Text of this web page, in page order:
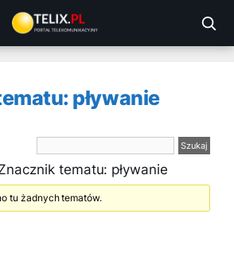
pływanie
tematu: pływanie
tu żadnych tematów.